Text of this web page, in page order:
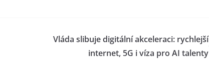
Vláda slibuje digitální akceleraci: rychlejší
internet, 5G i víza pro AI talenty